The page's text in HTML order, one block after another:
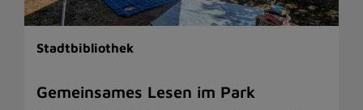
Stadtbibliothek
Gemeinsames Lesen im Park